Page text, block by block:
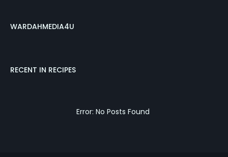
WARDAHMEDIA4U
RECENT IN RECIPES
Error: No Posts Found